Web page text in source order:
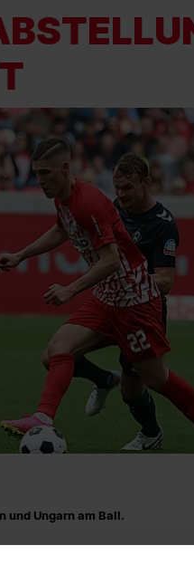
und Ungarn am Ball.
Lienhart, Michael